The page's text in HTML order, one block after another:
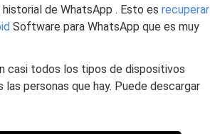
de WhatsApp . Esto es recuperar
Software para WhatsApp que es muy
casi todos los tipos de dispositivos
personas que hay. Puede descargar